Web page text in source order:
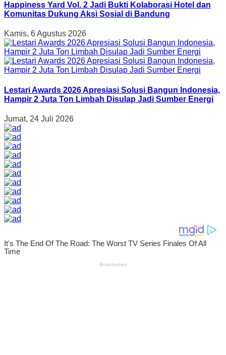
Happiness Yard Vol. 2 Jadi Bukti Kolaborasi Hotel dan
Komunitas Dukung Aksi Sosial di Bandung
Kamis, 6 Agustus 2026
Lestari Awards 2026 Apresiasi Solusi Bangun Indonesia,
Hampir 2 Juta Ton Limbah Disulap Jadi Sumber Energi
Jumat, 24 Juli 2026